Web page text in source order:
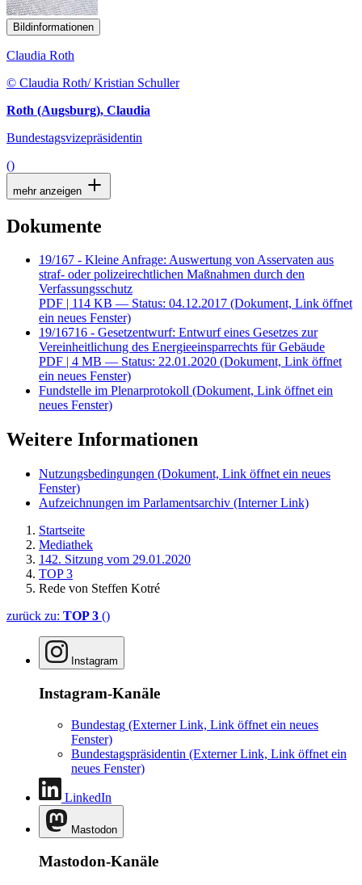
Bildinformationen
Claudia Roth
© Claudia Roth/ Kristian Schuller
Roth (Augsburg), Claudia
Bundestagsvizepräsidentin
()
mehr anzeigen
Dokumente
19/167 - Kleine Anfrage: Auswertung von Asservaten aus
straf- oder polizeirechtlichen Maßnahmen durch den
Verfassungsschutz
PDF | 114 KB — Status: 04.12.2017 (Dokument, Link öffnet
ein neues Fenster)
19/16716 - Gesetzentwurf: Entwurf eines Gesetzes zur
Vereinheitlichung des Energieeinsparrechts für Gebäude
PDF | 4 MB — Status: 22.01.2020 (Dokument, Link öffnet
ein neues Fenster)
Fundstelle im Plenarprotokoll (Dokument, Link öffnet ein
neues Fenster)
Weitere Informationen
Nutzungsbedingungen (Dokument, Link öffnet ein neues
Fenster)
Aufzeichnungen im Parlamentsarchiv (Interner Link)
Startseite
Mediathek
142. Sitzung vom 29.01.2020
TOP 3
Rede von Steffen Kotré
zurück zu: TOP 3 ()
Instagram
Instagram-Kanäle
Bundestag (Externer Link, Link öffnet ein neues
Fenster)
Bundestagspräsidentin (Externer Link, Link öffnet ein
neues Fenster)
LinkedIn
Mastodon
Mastodon-Kanäle